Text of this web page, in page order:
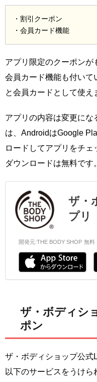
・割引クーポン
・会員カード機能
アプリ限定のクーポンが
会員カード機能も付いて
と会員カードとして使え
アプリの内容は変更にな
は、AndroidはGoogle
ロードしてアプリをチ
ダウンロードは無料です。
ザ・
プリ
開発元:THE BODY SHOP 無料
ザ・ボディシ
ポン
ザ・ボディショップ公式
以下のサービスをうけら